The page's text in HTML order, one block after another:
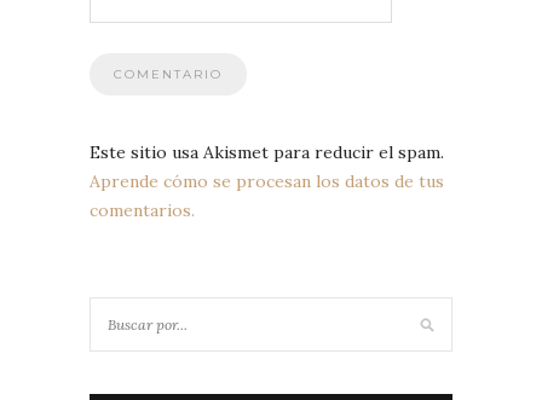
Este sitio usa Akismet para reducir el spam.
Aprende cómo se procesan los datos de tus
comentarios.